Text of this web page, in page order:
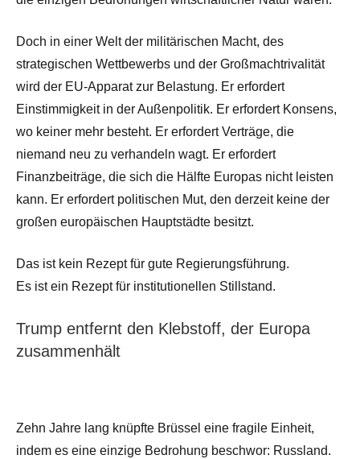
Doch in einer Welt der militärischen Macht, des
strategischen Wettbewerbs und der Großmachtrivalität
wird der EU-Apparat zur Belastung. Er erfordert
Einstimmigkeit in der Außenpolitik. Er erfordert Konsens,
wo keiner mehr besteht. Er erfordert Verträge, die
niemand neu zu verhandeln wagt. Er erfordert
Finanzbeiträge, die sich die Hälfte Europas nicht leisten
kann. Er erfordert politischen Mut, den derzeit keine der
großen europäischen Hauptstädte besitzt.
Das ist kein Rezept für gute Regierungsführung.
Es ist ein Rezept für institutionellen Stillstand.
Trump entfernt den Klebstoff, der Europa
zusammenhält
Zehn Jahre lang knüpfte Brüssel eine fragile Einheit,
indem es eine einzige Bedrohung beschwor: Russland.